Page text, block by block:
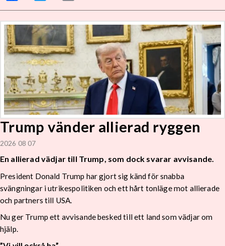
Trump vänder allierad ryggen
2026 08 07
En allierad vädjar till Trump, som dock svarar avvisande.
President Donald Trump har gjort sig känd för snabba
svängningar i utrikespolitiken och ett hårt tonläge mot allierade
och partners till USA.
Nu ger Trump ett avvisande besked till ett land som vädjar om
hjälp.